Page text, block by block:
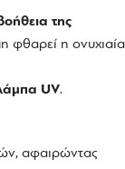
της
φθαρεί η ονυχιαία
UV.
αφαιρώντας